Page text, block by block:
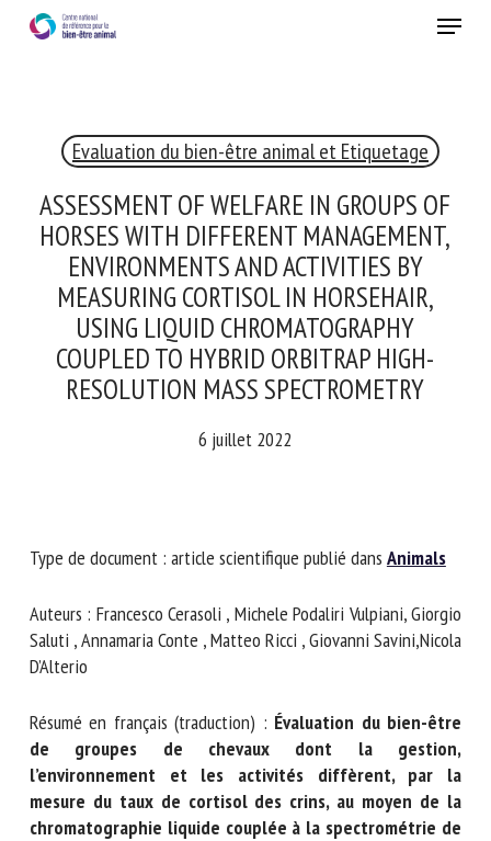
Menu
Evaluation du bien-être animal et Etiquetage
ASSESSMENT OF WELFARE IN GROUPS OF
HORSES WITH DIFFERENT MANAGEMENT,
ENVIRONMENTS AND ACTIVITIES BY
MEASURING CORTISOL IN HORSEHAIR,
USING LIQUID CHROMATOGRAPHY
COUPLED TO HYBRID ORBITRAP HIGH-
RESOLUTION MASS SPECTROMETRY
6 juillet 2022
Type de document : article scientifique publié dans Animals
Auteurs : Francesco Cerasoli , Michele Podaliri Vulpiani,
Giorgio Saluti , Annamaria Conte , Matteo Ricci , Giovanni
Savini,Nicola D’Alterio
Résumé en français (traduction) : Évaluation du bien-être
de groupes de chevaux dont la gestion,
l’environnement et les activités diffèrent, par la
mesure du taux de cortisol des crins, au moyen de la
chromatographie liquide couplée à la spectrométrie
RECEVEZ CHAQUE MOIS GRATUITEMENT
ANIMAL
Select language
Organisme *
E-mail *
En soumettant ce formulaire, j'accepte que les